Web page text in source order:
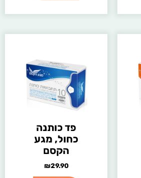
פד כותנה
כחול, מגע
הקסם
₪29.90